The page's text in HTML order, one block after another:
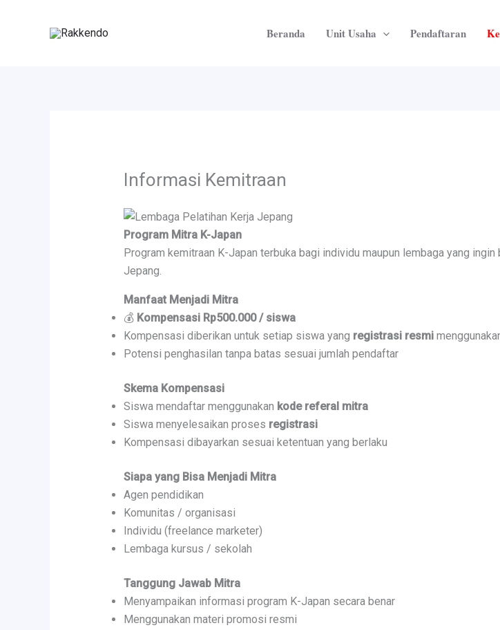
Beranda Unit Usaha Pendaftaran
Informasi Kemitraan
Program Mitra K-Japan
Program kemitraan K-Japan terbuka bagi individu maupun lembaga yang
Jepang.
Manfaat Menjadi Mitra
💰 Kompensasi Rp500.000 / siswa
Kompensasi diberikan untuk setiap siswa yang registrasi resmi
Potensi penghasilan tanpa batas sesuai jumlah pendaftar
Skema Kompensasi
Siswa mendaftar menggunakan kode referal mitra
Siswa menyelesaikan proses registrasi
Kompensasi dibayarkan sesuai ketentuan yang berlaku
Siapa yang Bisa Menjadi Mitra
Agen pendidikan
Komunitas / organisasi
Individu (freelance marketer)
Lembaga kursus / sekolah
Tanggung Jawab Mitra
Menyampaikan informasi program K-Japan secara benar
Menggunakan materi promosi resmi